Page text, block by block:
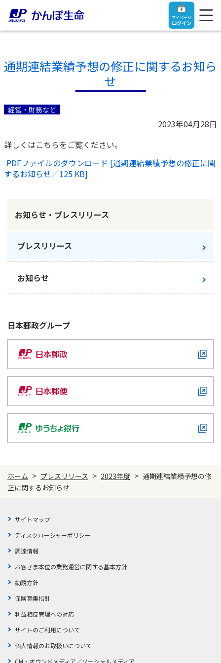
マイページ
ログイン
ご契約者さま
ご契約者さま
マイページログイン
入院保険金・手術保険金のご請求
お手続き一覧
きっかけ・できごとから探す
マイページでできること
新規登録
ログイン
ご契約内容の確認
各種サービス・お知らせ
かんぽプラチナライフサービス
ご契約のしおり・約款（Web約款）
保険用語集
お問い合わせ
保険をご検討中のお客さま
保険をご検討中のお客さま
終身保険
保険の探し方のポイント
保険かんたん診断
これからのライフイベントでかかる費用とは？
ご契約手続きの流れ
保険用語集
お問い合わせ
法人のお客さま
ちら
法人のお客さま向け商品一覧
目的から探す
お役立ち情報
かんぽ生命の団体取扱い
お問い合わせ先
保険
お金
子育て
ライフプラン
かんぽアプリ～かんぽの健康と安心を手のひらに～
ラジオ体操・みんなの体操
ラジオ体操ポータルサイト
ご挨拶
経営理念・経営戦略
会社概要
財務情報
株主・投資家のみなさまへ
日本郵政グループとしての取り組み
採用情報
かんぽ生命のサステナビリティ
お問い合わせ
サステナビリティ
株主・投資家のみなさまへ
採用情報
English
通期連結業績予想の修正に関するお知ら
せ
経営・財務など
2023年04月28日
詳しくはこちらをご覧ください。
PDFファイルのダウンロード [通期連結業績予想の修正に関
するお知らせ／125 KB]
お知らせ・プレスリリース
プレスリリース
お知らせ
日本郵政グループ
ホーム > プレスリリース > 2023年度 > 通期連結業績予想の修
正に関するお知らせ
サイトマップ
ディスクロージャーポリシー
調達情報
お客さま本位の業務運営に関する基本方針
勧誘方針
保険募集指針
利益相反管理への対応
サイトのご利用について
個人情報のお取扱いについて